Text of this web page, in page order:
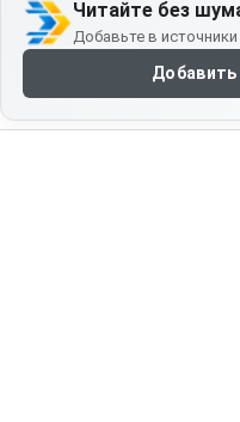
Читайте без
Добавьте в
Добавить